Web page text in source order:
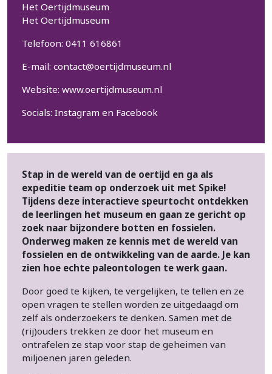
Het Oertijdmuseum
Het Oertijdmuseum
Telefoon: 0411 616861
E-mail: contact@oertijdmuseum.nl
Website: www.oertijdmuseum.nl
Socials: Instagram en Facebook
Stap in de wereld van de oertijd en ga als
expeditie team op onderzoek uit met Spike!
Tijdens deze interactieve speurtocht ontdekken
de leerlingen het museum en gaan ze gericht op
zoek naar bijzondere botten en fossielen.
Onderweg maken ze kennis met de wereld van
fossielen en de ontwikkeling van de aarde. Je kan
zien hoe echte paleontologen te werk gaan.
Door goed te kijken, te vergelijken, te tellen en ze
open vragen te stellen worden ze uitgedaagd om
zelf als onderzoekers te denken. Samen met de
(rij)ouders trekken ze door het museum en
ontrafelen ze stap voor stap de geheimen van
miljoenen jaren geleden.